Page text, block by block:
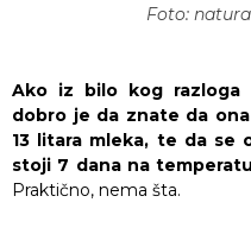
Foto:
Ako iz bilo kog razloga
dobro je da znate da
13 litara mleka, te da se
stoji 7 dana na
Praktično, nema šta.